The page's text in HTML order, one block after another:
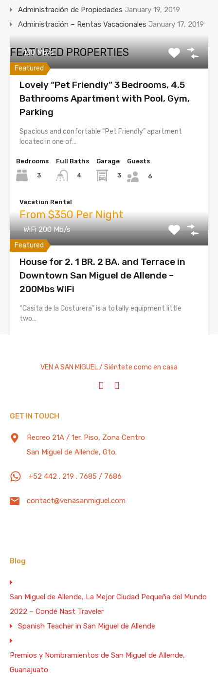
Administración de Propiedades January 19, 2019
Administración – Rentas Vacacionales January 17, 2019
FEATURED PROPERTIES
Featured
100 Mb/s
Lovely “Pet Friendly” 3 Bedrooms, 4.5
Bathrooms Apartment with Pool, Gym,
Parking
Spacious and confortable “Pet Friendly” apartment
located in one of…
Bedrooms
3
Full Baths
4
Garage
3
Guests
6
Vacation Rental
From $350 Per Night
Featured
WiFi 200 Mb/s
House for 2. 1 BR. 2 BA. and Terrace in
Downtown San Miguel de Allende –
200Mbs WiFi
“Casita de la Costurera” is a totally equipment little
two…
$100 Weekend Night
Administración Administración de Propiedades
Arreglo Personal Arte Beneficios Emocionales
Beneficios Físicos
Despedidas de Soltera
Fábrica La Aurora Guanajuato IgnacioAllende
VEN A SAN MIGUEL / Siéntete como en casa
GET IN TOUCH
Recreo 21A / 1er. Piso, Zona Centro
San Miguel de Allende, Gto.
+52 442 . 219 . 7685 / 7686
contact@venasanmiguel.com
Blog
San Miguel de Allende, La Mejor Ciudad Pequeña del Mundo
2022 – Condé Nast Traveler
Spanish Teacher in San Miguel de Allende
Premios y Nombramientos de San Miguel de Allende,
Guanajuato